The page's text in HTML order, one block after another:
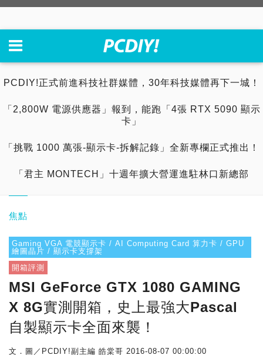
PCDIY!正式前進科技社群媒體，30年科技媒體再下一城！
「2,800W 電源供應器」報到，能跑「4張 RTX 5090 顯示
卡」
「挑戰 1000 萬張-顯示卡-拆解記錄」全新專欄正式推出！
「君主 MONTECH」十週年擴大營運進駐林口新總部
焦點
Gaming VGA 電競顯示卡 / AI Computing Card 算力卡 / GPU
繪圖晶片 / 顯示卡支撐架
開箱評測
MSI GeForce GTX 1080 GAMING
X 8G實測開箱，史上最強大Pascal
自製顯示卡全面來襲！
文．圖／PCDIY!副主編 皓棠哥 2016-08-07 00:00:00